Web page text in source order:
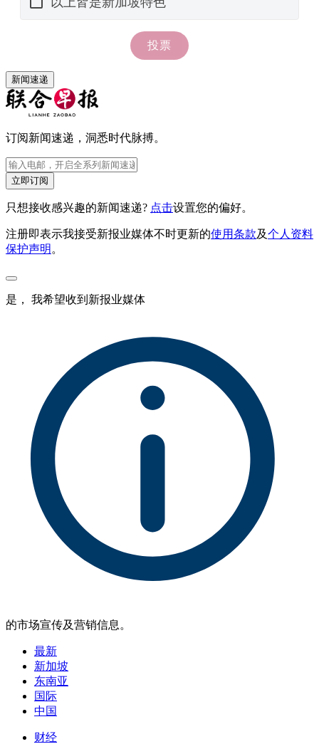
新闻速递
订阅新闻速递，洞悉时代脉搏。
立即订阅
只想接收感兴趣的新闻速递? 点击设置您的偏好。
注册即表示我接受新报业媒体不时更新的使用条款及个人资料
保护声明 。
是， 我希望收到新报业媒体
的市场宣传及营销信息。
最新
新加坡
东南亚
国际
中国
财经